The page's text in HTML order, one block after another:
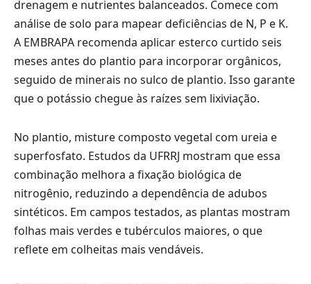
drenagem e nutrientes balanceados. Comece com
análise de solo para mapear deficiências de N, P e K.
A EMBRAPA recomenda aplicar esterco curtido seis
meses antes do plantio para incorporar orgânicos,
seguido de minerais no sulco de plantio. Isso garante
que o potássio chegue às raízes sem lixiviação.
No plantio, misture composto vegetal com ureia e
superfosfato. Estudos da UFRRJ mostram que essa
combinação melhora a fixação biológica de
nitrogênio, reduzindo a dependência de adubos
sintéticos. Em campos testados, as plantas mostram
folhas mais verdes e tubérculos maiores, o que
reflete em colheitas mais vendáveis.